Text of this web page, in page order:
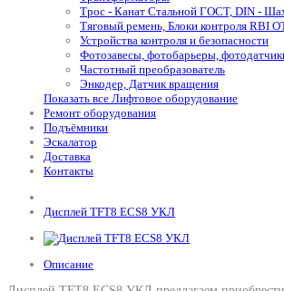
Трос - Канат Стальной ГОСТ, DIN -
Тяговый ремень, Блоки контроля RBI
Устройства контроля и безопасности
Фотозавесы, фотобарьеры,
Частотный преобразователь
Энкодер, Датчик вращения
Показать все Лифтовое оборудование
Ремонт оборудования
Подъёмники
Эскалатор
Доставка
Контакты
Дисплей TFT8 ECS8 УКЛ
Описание